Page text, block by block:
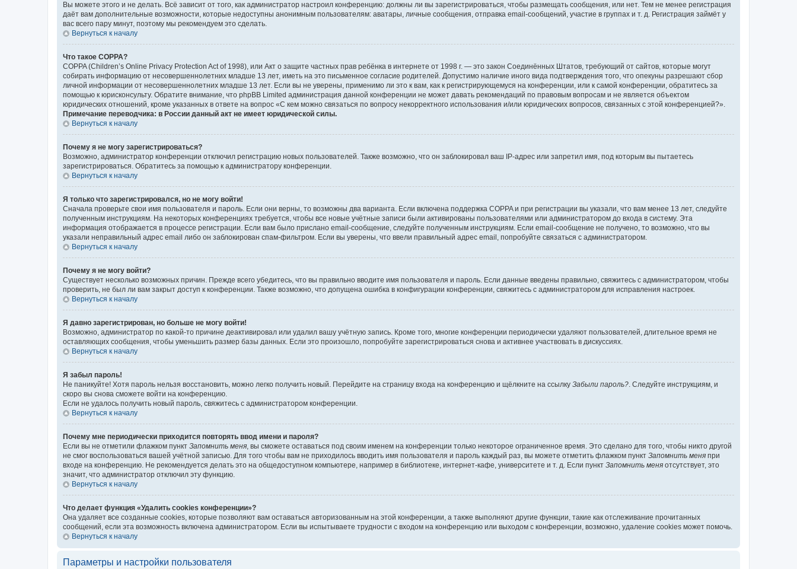
Вы можете этого и не делать. Всё зависит от того, как администратор настроил конференцию: должны ли вы зарегистрироваться, чтобы размещать сообщения, или нет. Тем не менее регистрация
даёт вам дополнительные возможности, которые недоступны анонимным пользователям: аватары, личные сообщения, отправка email-сообщений, участие в группах и т. д. Регистрация займёт у
вас всего пару минут, поэтому мы рекомендуем это сделать.
Вернуться к началу
Что такое COPPA?
COPPA (Children’s Online Privacy Protection Act of 1998), или Акт о защите частных прав ребёнка в интернете от 1998 г. — это закон Соединённых Штатов, требующий от сайтов, которые могут
собирать информацию от несовершеннолетних младше 13 лет, иметь на это письменное согласие родителей. Допустимо наличие иного вида подтверждения того, что опекуны разрешают сбор
личной информации от несовершеннолетних младше 13 лет. Если вы не уверены, применимо ли это к вам, как к регистрирующемуся на конференции, или к самой конференции, обратитесь за
помощью к юрисконсульту. Обратите внимание, что phpBB Limited администрация данной конференции не может давать рекомендаций по правовым вопросам и не является объектом
юридических отношений, кроме указанных в ответе на вопрос «С кем можно связаться по вопросу некорректного использования и/или юридических вопросов, связанных с этой конференцией?».
Примечание переводчика: в России данный акт не имеет юридической силы.
Вернуться к началу
Почему я не могу зарегистрироваться?
Возможно, администратор конференции отключил регистрацию новых пользователей. Также возможно, что он заблокировал ваш IP-адрес или запретил имя, под которым вы пытаетесь
зарегистрироваться. Обратитесь за помощью к администратору конференции.
Вернуться к началу
Я только что зарегистрировался, но не могу войти!
Сначала проверьте свои имя пользователя и пароль. Если они верны, то возможны два варианта. Если включена поддержка COPPA и при регистрации вы указали, что вам менее 13 лет, следуйте
полученным инструкциям. На некоторых конференциях требуется, чтобы все новые учётные записи были активированы пользователями или администратором до входа в систему. Эта
информация отображается в процессе регистрации. Если вам было прислано email-сообщение, следуйте полученным инструкциям. Если email-сообщение не получено, то возможно, что вы
указали неправильный адрес email либо он заблокирован спам-фильтром. Если вы уверены, что ввели правильный адрес email, попробуйте связаться с администратором.
Вернуться к началу
Почему я не могу войти?
Существует несколько возможных причин. Прежде всего убедитесь, что вы правильно вводите имя пользователя и пароль. Если данные введены правильно, свяжитесь с администратором, чтобы
проверить, не был ли вам закрыт доступ к конференции. Также возможно, что допущена ошибка в конфигурации конференции, свяжитесь с администратором для исправления настроек.
Вернуться к началу
Я давно зарегистрирован, но больше не могу войти!
Возможно, администратор по какой-то причине деактивировал или удалил вашу учётную запись. Кроме того, многие конференции периодически удаляют пользователей, длительное время не
оставляющих сообщения, чтобы уменьшить размер базы данных. Если это произошло, попробуйте зарегистрироваться снова и активнее участвовать в дискуссиях.
Вернуться к началу
Я забыл пароль!
Не паникуйте! Хотя пароль нельзя восстановить, можно легко получить новый. Перейдите на страницу входа на конференцию и щёлкните на ссылку Забыли пароль?. Следуйте инструкциям, и
скоро вы снова сможете войти на конференцию.
Если не удалось получить новый пароль, свяжитесь с администратором конференции.
Вернуться к началу
Почему мне периодически приходится повторять ввод имени и пароля?
Если вы не отметили флажком пункт Запомнить меня, вы сможете оставаться под своим именем на конференции только некоторое ограниченное время. Это сделано для того, чтобы никто другой
не смог воспользоваться вашей учётной записью. Для того чтобы вам не приходилось вводить имя пользователя и пароль каждый раз, вы можете отметить флажком пункт Запомнить меня при
входе на конференцию. Не рекомендуется делать это на общедоступном компьютере, например в библиотеке, интернет-кафе, университете и т. д. Если пункт Запомнить меня отсутствует, это
значит, что администратор отключил эту функцию.
Вернуться к началу
Что делает функция «Удалить cookies конференции»?
Она удаляет все созданные cookies, которые позволяют вам оставаться авторизованным на этой конференции, а также выполняют другие функции, такие как отслеживание прочитанных
сообщений, если эта возможность включена администратором. Если вы испытываете трудности с входом на конференцию или выходом с конференции, возможно, удаление cookies может помочь.
Вернуться к началу
Параметры и настройки пользователя